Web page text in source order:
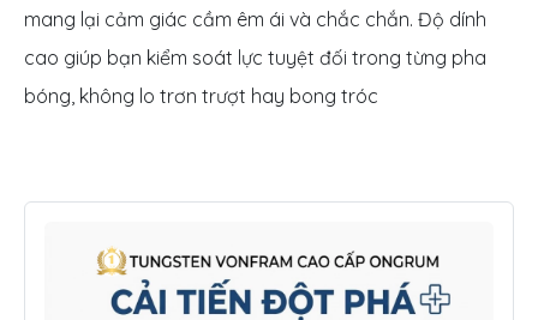
mang lại cảm giác cầm êm ái và chắc chắn. Độ dính
cao giúp bạn kiểm soát lực tuyệt đối trong từng pha
bóng, không lo trơn trượt hay bong tróc